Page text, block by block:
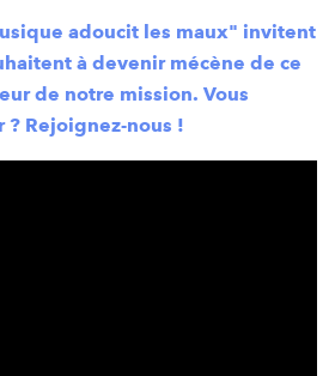
adoucit les maux" invitent
à devenir mécène de ce
de notre mission. Vous
Rejoignez-nous !